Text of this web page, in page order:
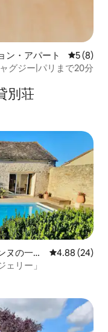
ン・アパート レビュー
5 (8)
グジー|パリまで20分
別荘
ヌの一軒
レビュー24
4.88 (24)
リー」